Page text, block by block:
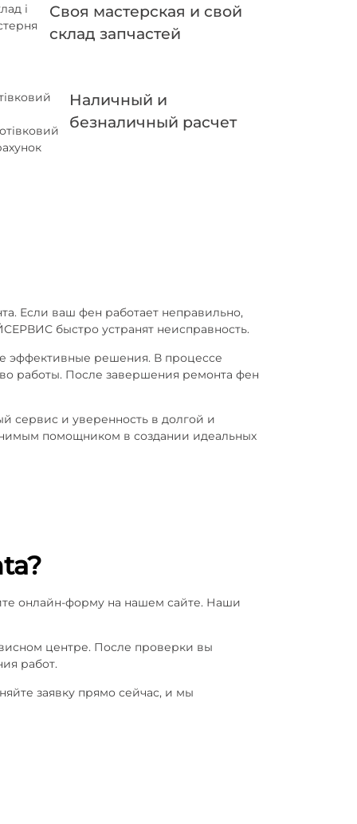
Своя мастерская и свой
склад запчастей
Наличный и
безналичный расчет
Если ваш фен работает неправильно,
быстро устранят неисправность.
эффективные решения. В процессе
работы. После завершения ремонта фен
сервис и уверенность в долгой и
помощником в создании идеальных
онлайн-форму на нашем сайте. Наши
центре. После проверки вы
работ.
заявку прямо сейчас, и мы